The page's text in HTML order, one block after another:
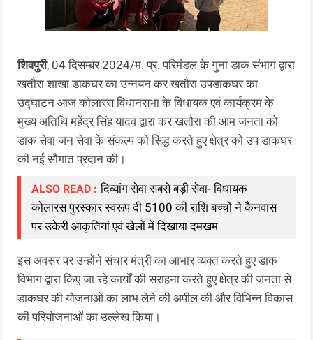
शिवपुरी, 04 दिसम्बर 2024/म. प्र. परिमंडल के गुना डाक संभाग द्वारा
खतौरा शाखा डाकघर का उन्नयन कर खतौरा उपडाकघर का
उद्घाटन आज कोलारस विधानसभा के विधायक एवं कार्यक्रम के
मुख्य अतिथि महेंद्र सिंह यादव द्वारा कर खतौरा की आम जनता को
डाक सेवा जन सेवा के संकल्प को सिद्ध करते हुए क्षेत्र को उप डाकघर
की नई सौगात प्रदान की।
ALSO READ : दिव्यांग सेवा सबसे बड़ी सेवा- विधायक
कोलारस पुरस्कार स्वरूप दी 5100 की राशि बच्चों ने कैनवास
पर उकेरी आकृतियां एवं खेलों में दिखाया दमखम
इस अवसर पर उन्होंने संचार मंत्री का आभार व्यक्त करते हुए डाक
विभाग द्वारा किए जा रहे कार्यों की सराहना करते हुए क्षेत्र की जनता से
डाकघर की योजनाओं का लाभ लेने की अपील की और विभिन्न विकास
की परियोजनाओं का उल्लेख किया।